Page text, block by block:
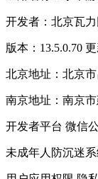
开发者：北京瓦
版本：13.5.0.70
北京地址：北京
南京地址：南京
开发者平台 微信
未成年人防沉迷